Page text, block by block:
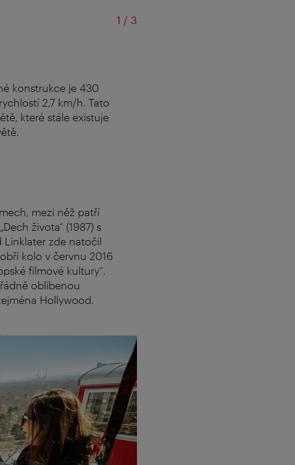
1 /z3
konstrukce je 430
2,7 km/h. Tato
které stále existuje
mezi něž patří
života“ (1987) s
Linklater zde natočil
kolo v červnu 2016
filmové kultury“.
oblíbenou
Hollywood.